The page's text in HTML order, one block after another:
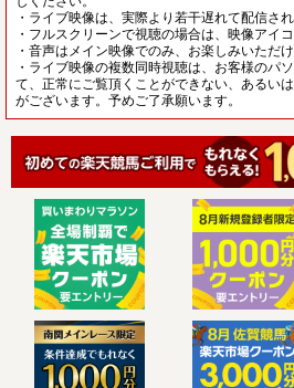
・ライブ映像は、実際より若干遅れて配信され
・フルスクリーンで視聴の場合は、映像アイ
・音声はメイン映像でのみ、お楽しみいただけ
・ライブ映像の複数同時視聴は、お客様のパ
て、正常にご覧頂くことができない、あるい
がございます。予めご了承願います。